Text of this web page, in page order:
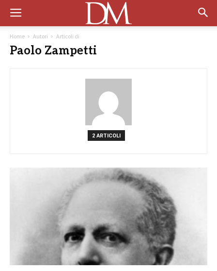
Home Autori Articoli di
Paolo Zampetti
2 ARTICOLI